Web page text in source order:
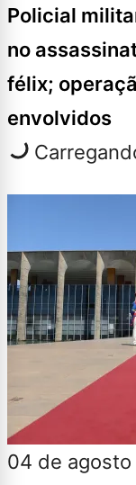
04 de
Policial
no
félix;
envolvidos